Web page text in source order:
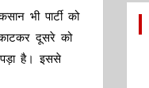
भी पार्टी को
दूसरे को
पड़ा है। इससे